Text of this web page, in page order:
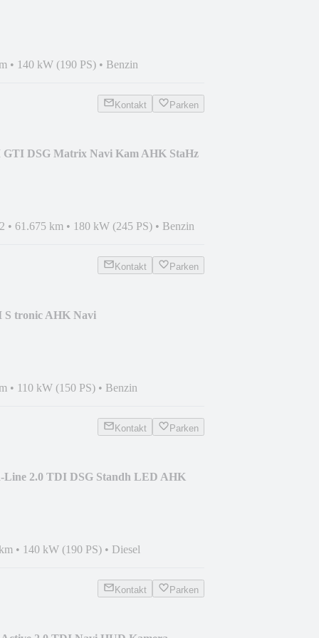
• 140 kW (190 PS) • Benzin
Kontakt Parken
DSG Matrix Navi Kam AHK StaHz
• 61.675 km • 180 kW (245 PS) • Benzin
Kontakt Parken
S tronic AHK Navi
• 110 kW (150 PS) • Benzin
Kontakt Parken
Line 2.0 TDI DSG Standh LED AHK
• 140 kW (190 PS) • Diesel
Kontakt Parken